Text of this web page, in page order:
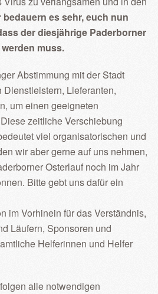
bedauern es sehr, euch nun
der diesjährige Paderborner
muss.
Abstimmung mit der Stadt
Lieferanten,
um einen geeigneten
zeitliche Verschiebung
viel organisatorischen und
wir aber gerne auf uns nehmen,
Osterlauf noch im Jahr
Bitte gebt uns dafür ein
im Vorhinein für das Verständnis,
Läufern, Sponsoren und
Helferinnen und Helfer
alle notwendigen